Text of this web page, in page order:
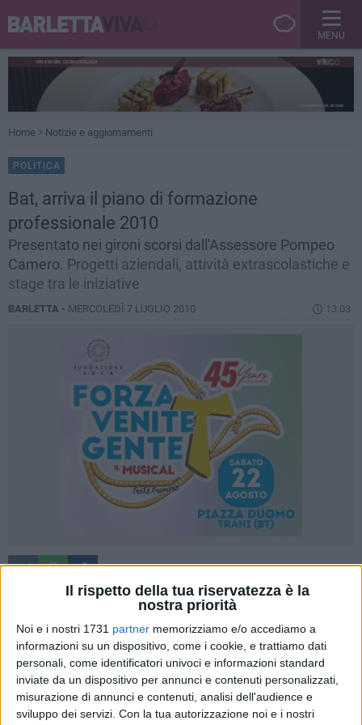
Il rispetto della tua riservatezza è la
nostra priorità
Noi e i nostri 1731 partner memorizziamo e/o accediamo a
informazioni su un dispositivo, come i cookie, e trattiamo dati
personali, come identificatori univoci e informazioni standard
inviate da un dispositivo per annunci e contenuti personalizzati,
misurazione di annunci e contenuti, analisi dell'audience e
sviluppo dei servizi. Con la tua autorizzazione noi e i nostri
MENU
Home Notizie e aggiornamenti
POLITICA
Bat, arriva il piano di formazione
professionale 2010
Presentato nei gironi scorsi dall'Assessore Pompeo
Camero. Progetti aziendali, attività extrascolastiche e
stage tra le iniziative
BARLETTA - MERCOLEDÌ 7 LUGLIO 2010 13.03
NICOLA RICCHITELLI
Presentato nei giorni scorsi dall'Assessore provinciale alle
politiche attive del lavoro Pompeo Camero il piano di
formazione professionale. Questo verterà su diverse
tipologie di azioni tra cui: seminari informativi, stage